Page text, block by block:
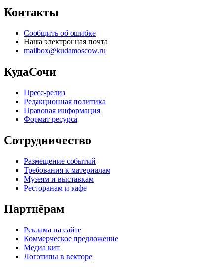
Контакты
Сообщить об ошибке
Наша электронная почта
mailbox@kudamoscow.ru
КудаСочи
Пресс-релиз
Редакционная политика
Правовая информация
Формат ресурса
Сотрудничество
Размещение событий
Требования к материалам
Музеям и выставкам
Ресторанам и кафе
Партнёрам
Реклама на сайте
Коммерческое предложение
Медиа кит
Логотипы в векторе